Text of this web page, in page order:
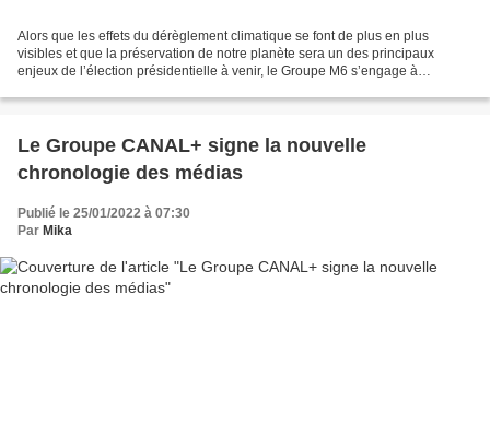
Alors que les effets du dérèglement climatique se font de plus en plus
visibles et que la préservation de notre planète sera un des principaux
enjeux de l’élection présidentielle à venir, le Groupe M6 s’engage à
Le Groupe CANAL+ signe la nouvelle
chronologie des médias
Publié le 25/01/2022 à 07:30
Par Mika